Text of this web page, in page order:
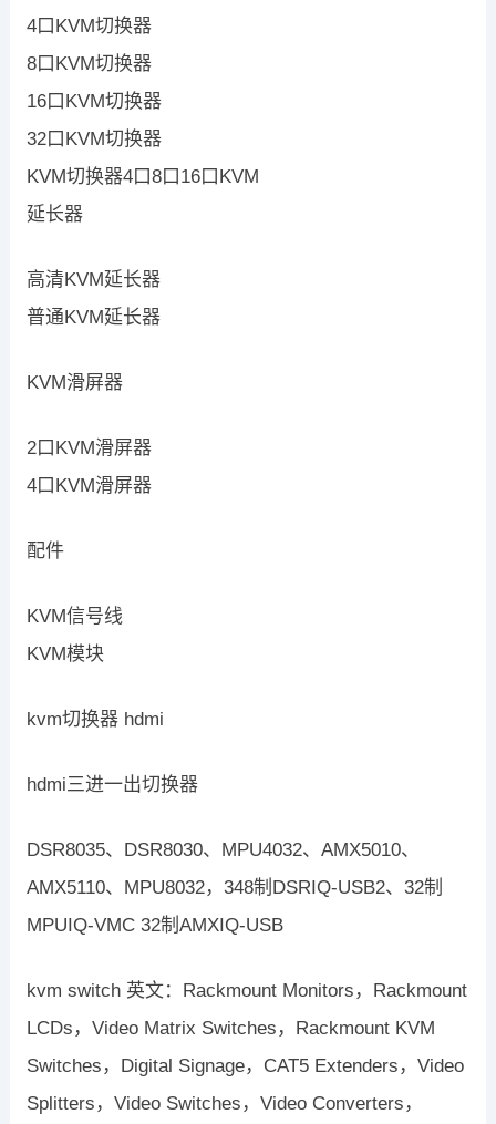
4口KVM切换器
8口KVM切换器
16口KVM切换器
32口KVM切换器
KVM切换器4口8口16口KVM
延长器
高清KVM延长器
普通KVM延长器
KVM滑屏器
2口KVM滑屏器
4口KVM滑屏器
配件
KVM信号线
KVM模块
kvm切换器 hdmi
hdmi三进一出切换器
DSR8035、DSR8030、MPU4032、AMX5010、
AMX5110、MPU8032，348制DSRIQ-USB2、32制
MPUIQ-VMC 32制AMXIQ-USB
kvm switch 英文：Rackmount Monitors，Rackmount
LCDs，Video Matrix Switches，Rackmount KVM
Switches，Digital Signage，CAT5 Extenders，Video
Splitters，Video Switches，Video Converters，